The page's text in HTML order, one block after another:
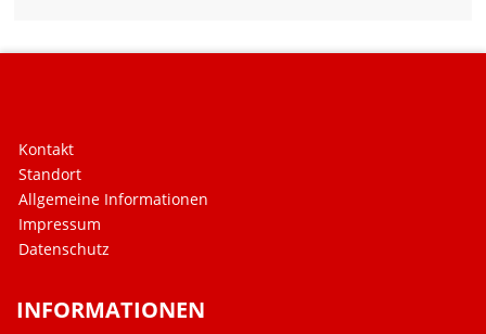
Kontakt
Standort
Allgemeine Informationen
Impressum
Datenschutz
INFORMATIONEN